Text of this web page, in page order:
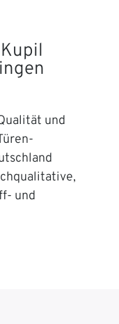
und
und